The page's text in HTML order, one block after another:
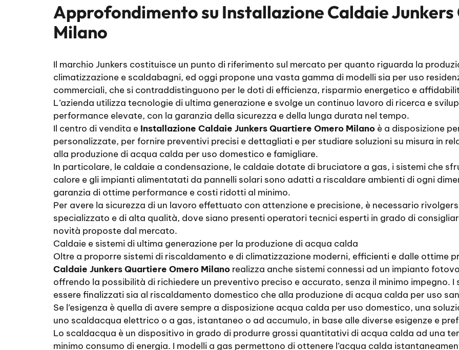
Approfondimento su Installazione Caldaie
Milano
Il marchio Junkers costituisce un punto di riferimento sul mercato per quanto riguarda la
climatizzazione e scaldabagni, ed oggi propone una vasta gamma di modelli sia per uso
commerciali, che si contraddistinguono per le doti di efficienza, risparmio energetico e
L’azienda utilizza tecnologie di ultima generazione e svolge un continuo lavoro di ricerca e
performance elevate, con la garanzia della sicurezza e della lunga durata nel tempo.
Il centro di vendita e Installazione Caldaie Junkers Quartiere Omero Milano è a disposizione
personalizzate, per fornire preventivi precisi e dettagliati e per studiare soluzioni su misura in
alla produzione di acqua calda per uso domestico e famigliare.
In particolare, le caldaie a condensazione, le caldaie dotate di bruciatore a gas, i sistemi che
calore e gli impianti alimentatati da pannelli solari sono adatti a riscaldare ambienti di ogni
garanzia di ottime performance e costi ridotti al minimo.
Per avere la sicurezza di un lavoro effettuato con attenzione e precisione, è necessario
specializzato e di alta qualità, dove siano presenti operatori tecnici esperti in grado di
novità proposte dal mercato.
Caldaie e sistemi di ultima generazione per la produzione di acqua calda
Oltre a proporre sistemi di riscaldamento e di climatizzazione moderni, efficienti e dalle ottime
Caldaie Junkers Quartiere Omero Milano realizza anche sistemi connessi ad un impianto
offrendo la possibilità di richiedere un preventivo preciso e accurato, senza il minimo impegno.
essere finalizzati sia al riscaldamento domestico che alla produzione di acqua calda per uso
Se l’esigenza è quella di avere sempre a disposizione acqua calda per uso domestico, una
uno scaldacqua elettrico o a gas, istantaneo o ad accumulo, in base alle diverse esigenze e
Lo scaldacqua è un dispositivo in grado di produrre grossi quantitativi di acqua calda ad una
minimo consumo di energia. I modelli a gas permettono di ottenere l’acqua calda